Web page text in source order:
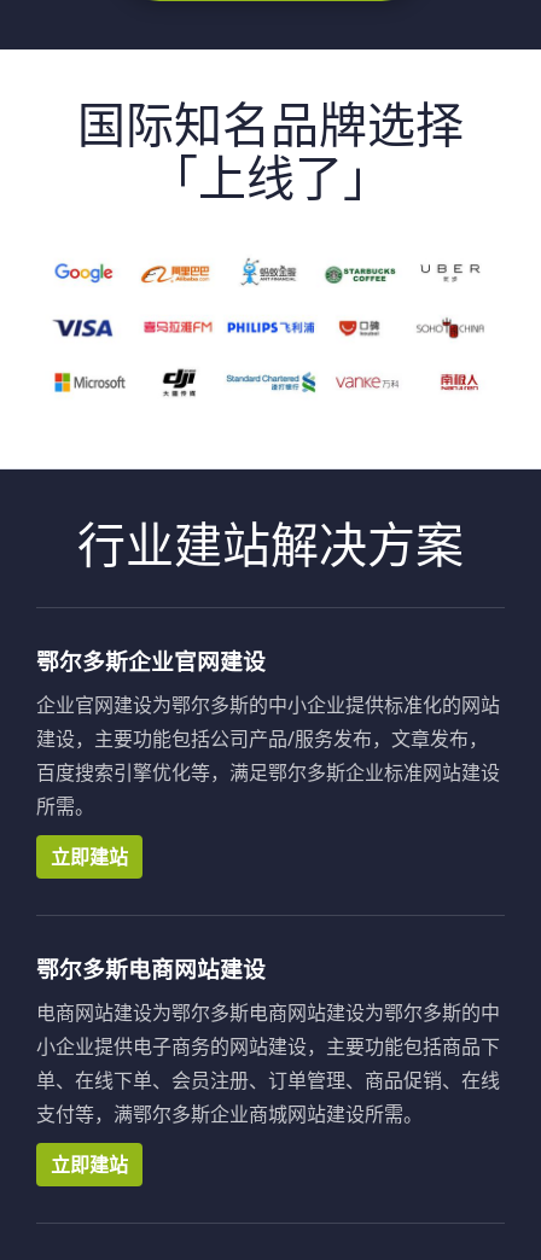
国际知名品牌选择
「上线了」
行业建站解决方案
鄂尔多斯企业官网建设
企业官网建设为鄂尔多斯的中小企业提供标准化的网站
建设，主要功能包括公司产品/服务发布，文章发布，
百度搜索引擎优化等，满足鄂尔多斯企业标准网站建设
所需。
立即建站
鄂尔多斯电商网站建设
电商网站建设为鄂尔多斯电商网站建设为鄂尔多斯的中
小企业提供电子商务的网站建设，主要功能包括商品下
单、在线下单、会员注册、订单管理、商品促销、在线
支付等，满鄂尔多斯企业商城网站建设所需。
立即建站